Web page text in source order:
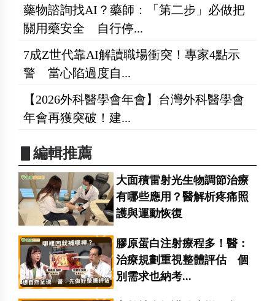
藥物諮詢找AI？藥師：「第二步」必做把
關用藥安全 自行停...
7成Z世代靠AI解讀職場衝突！專家4點示
警 當心陷過度自...
【2026外科醫學會年會】台灣外科醫學會
年會再獲突破！建...
▋編輯推薦
大面積雷射光生物調節治療
有哪些應用？醫解析疼痛照
護與運動恢復
膠原蛋白注射療程多！醫：
治療規劃重視整體評估 個
別需求也納考...